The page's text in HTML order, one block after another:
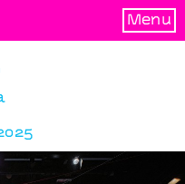
Menu